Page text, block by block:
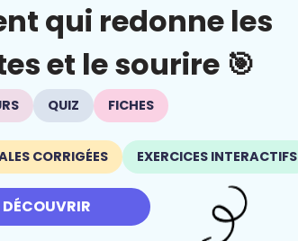
qui redonne les
et le sourire 🎯
QUIZ FICHES
CORRIGÉES EXERCICES INTERACTIFS
DÉCOUVRIR